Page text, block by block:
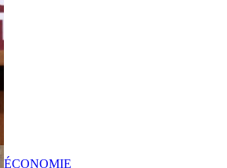
ÉCONOMIE